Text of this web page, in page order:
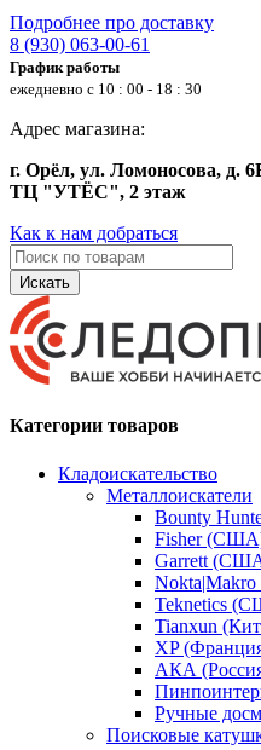
Подробнее про доставку
8 (930) 063-00-61
График работы
ежедневно с 10 : 00 - 18 : 30
Адрес магазина:
г. Орёл, ул. Ломоносова, д.
ТЦ "УТЁС", 2 этаж
Как к нам добраться
Искать
Категории товаров
Кладоискательство
Металлоискатели
Bounty
Fisher
Garrett
Teknetics
Tianxun
XP
АКА
Ручные
Поисковые